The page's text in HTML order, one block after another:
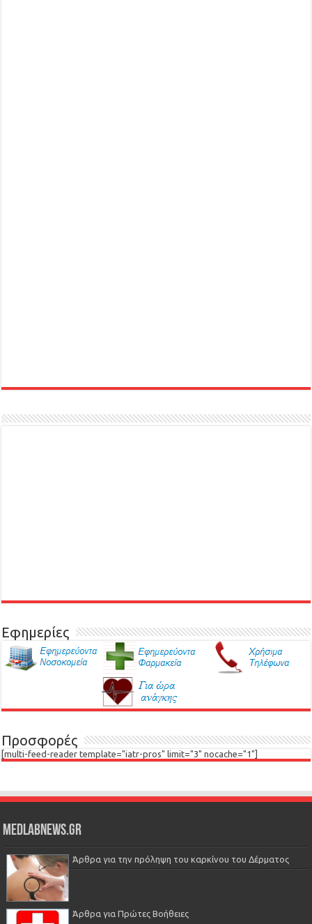
Εφημερίες
Προσφορές
[multi-feed-reader template="iatr-pros" limit="3" nocache="1"]
Medlabnews.gr
Άρθρα για την πρόληψη του καρκίνου του Δέρματος
Άρθρα για Πρώτες Βοήθειες